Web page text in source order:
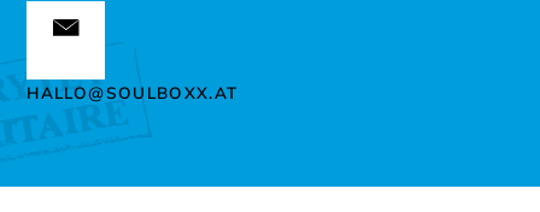
HALLO@SOULBOXX.AT